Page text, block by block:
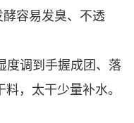
容易发臭、不透
度调到手握成团、落
，太干少量补水。